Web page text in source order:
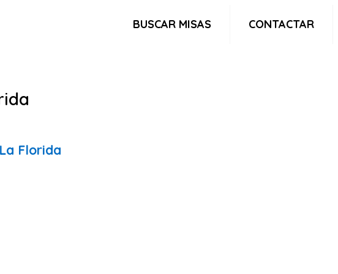
BUSCAR MISAS CONTACTAR
Florida